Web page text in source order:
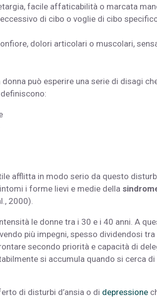
facile affaticabilità o marcata
di cibo o voglie di cibo
dolori articolari o muscolari,
donna può esperire una serie di disagi
afflitta in modo serio da questo
i forme lievi e medie della
2000).
le donne tra i 30 e i 40 anni. A
più impegni, spesso dividendosi
secondo priorità e capacità di
si accumula quando si cerca
di disturbi d’ansia o di depressione